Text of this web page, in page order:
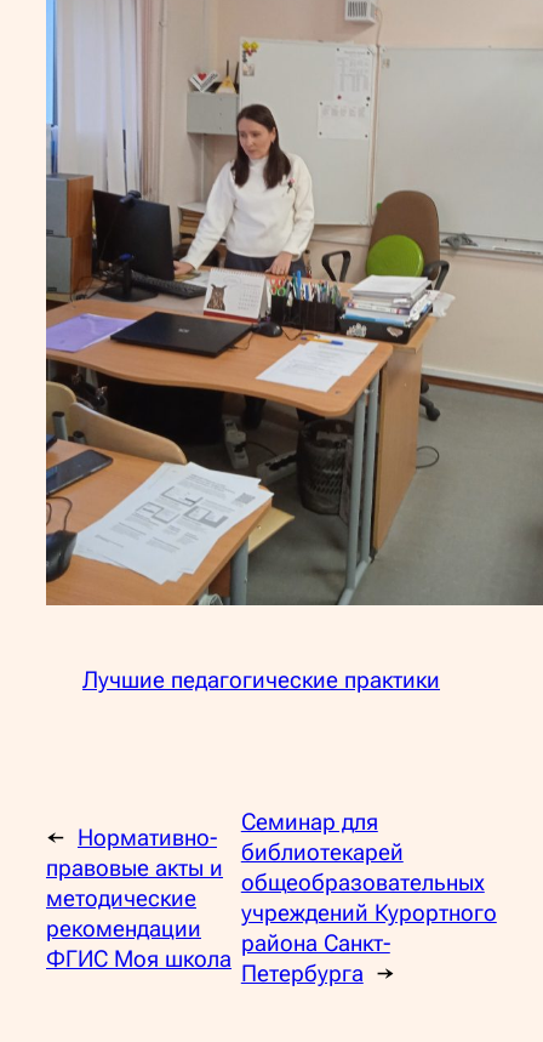
Лучшие педагогические практики
← Нормативно-
правовые акты и
методические
рекомендации
ФГИС Моя школа
Семинар для
библиотекарей
общеобразовательных
учреждений Курортного
района Санкт-
Петербурга →